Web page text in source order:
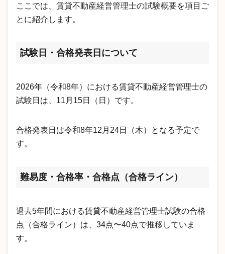
ここでは、賃貸不動産経営管理士の試験概要を項目ご
とに紹介します。
試験日・合格発表日について
2026年（令和8年）における賃貸不動産経営管理士の
試験日は、11月15日（日）です。
合格発表日は令和8年12月24日（木）となる予定で
す。
難易度・合格率・合格点（合格ライン）
過去5年間における賃貸不動産経営管理士試験の合格
点（合格ライン）は、34点〜40点で推移していま
す。